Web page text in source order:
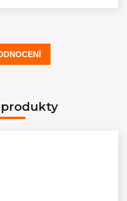
produkty